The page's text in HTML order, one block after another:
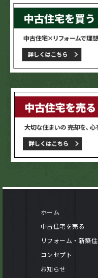
ホーム
中古住宅を売る
リフォーム・新築
コンセプト
お知らせ